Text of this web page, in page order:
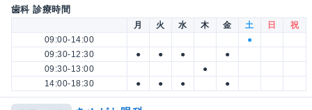
歯科 診療時間
月 火 水 木 金 土 日
祝
09:00-14:00
●
09:30-12:30
● ● ●
●
09:30-13:00
●
14:00-18:30
● ● ● ●